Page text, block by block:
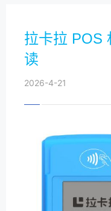
拉卡拉 POS
读
2026-4-21